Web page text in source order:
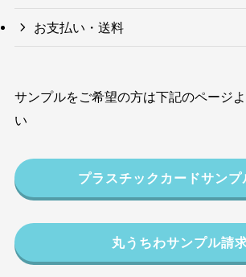
お支払い・送料
サンプルをご希望の方は下記のページ
い
プラスチックカードサンプ
丸うちわサンプル請